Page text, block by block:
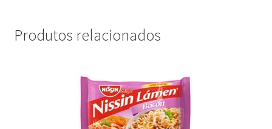
Produtos relacionados